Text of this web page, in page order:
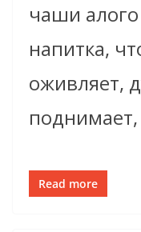
чаши алого
напитка,
оживляет,
поднимает,
Read more